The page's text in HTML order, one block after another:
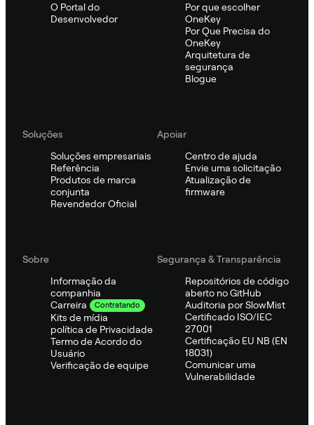
O Portal do
Desenvolvedor
Por que escolher
OneKey
Por Que Precisa do
OneKey
Arquitetura de
segurança
Blogue
Soluções
Soluções empresariais
Referência
Produtos de marca
conjunta
Revendedor Oficial
Apoiar
Centro de ajuda
Envie uma solicitação
Atualização de
firmware
Sobre
Informação da
companhia
Carreira
Contratando
Kits de mídia
política de Privacidade
Termo de Acordo do
Usuário
Verificação de equipe
Segurança & Transparência
Repositórios de código
aberto no GitHub
Auditoria por SlowMist
Certificado ISO/IEC
27001
Certificação EU NB (EN
18031)
Comunicar uma
Vulnerabilidade